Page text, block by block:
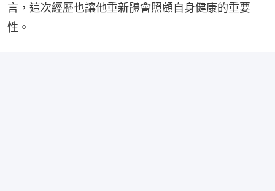
言，這次經歷也讓他重新體會照顧自身健康的重要
性。